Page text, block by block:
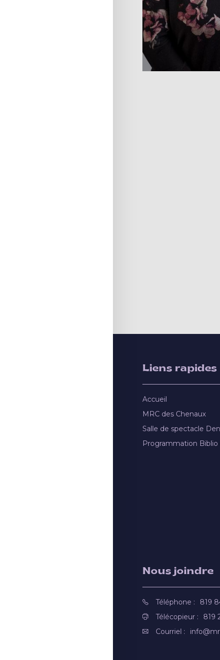
Liens rapides
Accueil
MRC des Chenaux
Salle de spectacle
Programmation Biblio
Nous joindre
Téléphone :
819
Télécopieur :
819
Courriel :